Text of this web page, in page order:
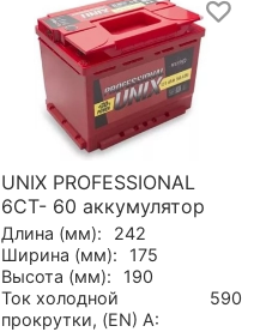
UNIX PROFESSIONAL
6СТ- 60 аккумулятор
Длина (мм):
242
Ширина (мм):
175
Высота (мм):
190
Ток холодной
прокрутки, (EN) А:
590